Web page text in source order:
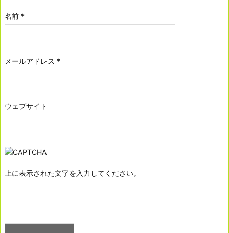
名前 *
メールアドレス *
ウェブサイト
上に表示された文字を入力してください。